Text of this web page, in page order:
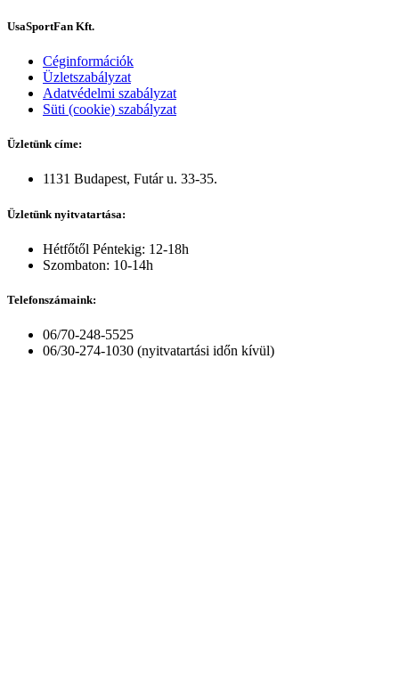
UsaSportFan Kft.
Céginformációk
Üzletszabályzat
Adatvédelmi szabályzat
Süti (cookie) szabályzat
Üzletünk címe:
1131 Budapest, Futár u. 33-35.
Üzletünk nyitvatartása:
Hétfőtől Péntekig: 12-18h
Szombaton: 10-14h
Telefonszámaink:
06/70-248-5525
06/30-274-1030 (nyitvatartási időn kívül)